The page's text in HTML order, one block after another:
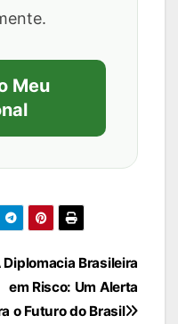
Meu
Diplomacia Brasileira
em Risco: Um Alerta
o Futuro do Brasil